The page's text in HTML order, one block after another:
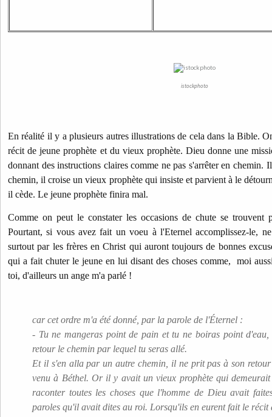
istockphoto
En réalité il y a plusieurs autres illustrations de cela dans la Bible.
récit de jeune prophète et du vieux prophète. Dieu donne une
donnant des instructions claires comme ne pas s'arrêter en chemin.
chemin, il croise un vieux prophète qui insiste et parvient à le
il cède. Le jeune prophète finira mal.
Comme on peut le constater les occasions de chute se trouvent
Pourtant, si vous avez fait un voeu à l'Eternel accomplissez-le,
surtout par les frères en Christ qui auront toujours de bonnes
qui a fait chuter le jeune en lui disant des choses comme, moi
toi, d'ailleurs un ange m'a parlé !
car cet ordre m'a été donné, par la parole de l'Éternel :
- Tu ne mangeras point de pain et tu ne boiras point
retour le chemin par lequel tu seras allé.
Et il s'en alla par un autre chemin, il ne prit pas à son
venu à Béthel. Or il y avait un vieux prophète qui
raconter toutes les choses que l'homme de Dieu avait
paroles qu'il avait dites au roi. Lorsqu'ils en eurent fait le